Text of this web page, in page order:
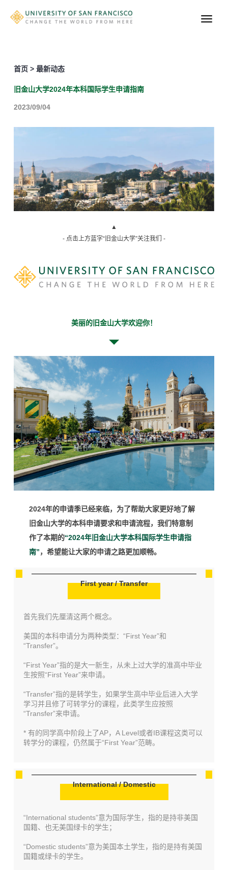
首页 > 最新动态
旧金山大学2024年本科国际学生申请指南
2023/09/04
▲
- 点击上方蓝字“旧金山大学”关注我们 -
美丽的旧金山大学欢迎你！
2024年的申请季已经来临，为了帮助大家更好地了解
旧金山大学的本科申请要求和申请流程，我们特意制
作了本期的“2024年旧金山大学本科国际学生申请指
南”，希望能让大家的申请之路更加顺畅。
First year / Transfer
首先我们先厘清这两个概念。
美国的本科申请分为两种类型：“First Year”和
“Transfer”。
“First Year”指的是大一新生，从未上过大学的准高中毕业
生按照“First Year”来申请。
“Transfer”指的是转学生，如果学生高中毕业后进入大学
学习并且修了可转学分的课程，此类学生应按照
“Transfer”来申请。
* 有的同学高中阶段上了AP，A Level或者IB课程这类可以
转学分的课程，仍然属于“First Year”范畴。
International / Domestic
“International students”意为国际学生，指的是持非美国
国籍、也无美国绿卡的学生；
“Domestic students”意为美国本土学生，指的是持有美国
国籍或绿卡的学生。